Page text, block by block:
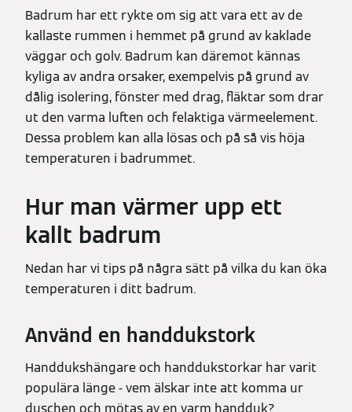
Badrum har ett rykte om sig att vara ett av de
kallaste rummen i hemmet på grund av kaklade
väggar och golv. Badrum kan däremot kännas
kyliga av andra orsaker, exempelvis på grund av
dålig isolering, fönster med drag, fläktar som drar
ut den varma luften och felaktiga värmeelement.
Dessa problem kan alla lösas och på så vis höja
temperaturen i badrummet.
Hur man värmer upp ett
kallt badrum
Nedan har vi tips på några sätt på vilka du kan öka
temperaturen i ditt badrum.
Använd en handdukstork
Handdukshängare och handdukstorkar har varit
populära länge - vem älskar inte att komma ur
duschen och mötas av en varm handduk?